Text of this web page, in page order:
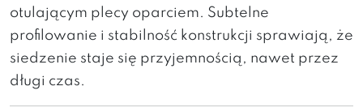
otulającym plecy oparciem. Subtelne
profilowanie i stabilność konstrukcji sprawiają, że
siedzenie staje się przyjemnością, nawet przez
długi czas.